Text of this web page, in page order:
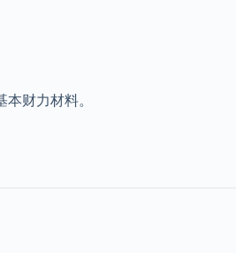
本财力材料。